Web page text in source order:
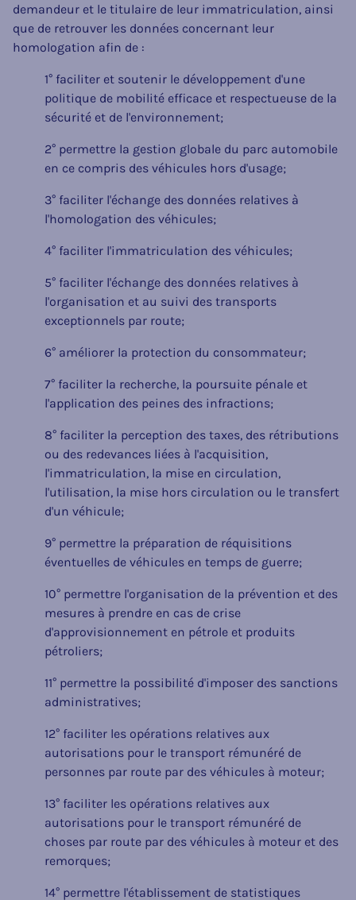
demandeur et le titulaire de leur immatriculation, ainsi
que de retrouver les données concernant leur
homologation afin de :
1° faciliter et soutenir le développement d'une
politique de mobilité efficace et respectueuse de la
sécurité et de l'environnement;
2° permettre la gestion globale du parc automobile
en ce compris des véhicules hors d'usage;
3° faciliter l'échange des données relatives à
l'homologation des véhicules;
4° faciliter l'immatriculation des véhicules;
5° faciliter l'échange des données relatives à
l'organisation et au suivi des transports
exceptionnels par route;
6° améliorer la protection du consommateur;
7° faciliter la recherche, la poursuite pénale et
l'application des peines des infractions;
8° faciliter la perception des taxes, des rétributions
ou des redevances liées à l'acquisition,
l'immatriculation, la mise en circulation,
l'utilisation, la mise hors circulation ou le transfert
d'un véhicule;
9° permettre la préparation de réquisitions
éventuelles de véhicules en temps de guerre;
10° permettre l'organisation de la prévention et des
mesures à prendre en cas de crise
d'approvisionnement en pétrole et produits
pétroliers;
11° permettre la possibilité d'imposer des sanctions
administratives;
12° faciliter les opérations relatives aux
autorisations pour le transport rémunéré de
personnes par route par des véhicules à moteur;
13° faciliter les opérations relatives aux
autorisations pour le transport rémunéré de
choses par route par des véhicules à moteur et des
remorques;
14° permettre l'établissement de statistiques